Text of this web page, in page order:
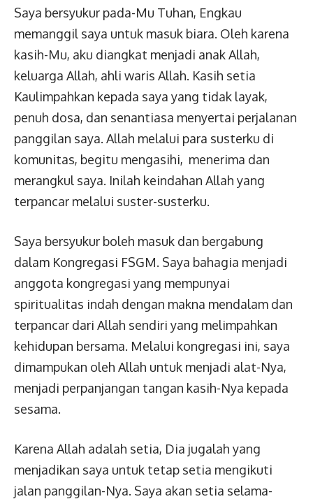
Saya bersyukur pada-Mu Tuhan, Engkau
memanggil saya untuk masuk biara. Oleh karena
kasih-Mu, aku diangkat menjadi anak Allah,
keluarga Allah, ahli waris Allah. Kasih setia
Kaulimpahkan kepada saya yang tidak layak,
penuh dosa, dan senantiasa menyertai perjalanan
panggilan saya. Allah melalui para susterku di
komunitas, begitu mengasihi, menerima dan
merangkul saya. Inilah keindahan Allah yang
terpancar melalui suster-susterku.
Saya bersyukur boleh masuk dan bergabung
dalam Kongregasi FSGM. Saya bahagia menjadi
anggota kongregasi yang mempunyai
spiritualitas indah dengan makna mendalam dan
terpancar dari Allah sendiri yang melimpahkan
kehidupan bersama. Melalui kongregasi ini, saya
dimampukan oleh Allah untuk menjadi alat-Nya,
menjadi perpanjangan tangan kasih-Nya kepada
sesama.
Karena Allah adalah setia, Dia jugalah yang
menjadikan saya untuk tetap setia mengikuti
jalan panggilan-Nya. Saya akan setia selama-